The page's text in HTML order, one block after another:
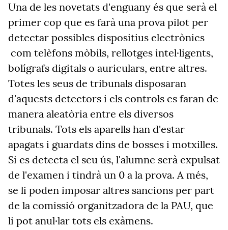
Una de les novetats d'enguany és que serà el
primer cop que es farà una prova pilot per
detectar possibles dispositius electrònics
com telèfons mòbils, rellotges intel·ligents,
bolígrafs digitals o auriculars, entre altres.
Totes les seus de tribunals disposaran
d'aquests detectors i els controls es faran de
manera aleatòria entre els diversos
tribunals. Tots els aparells han d'estar
apagats i guardats dins de bosses i motxilles.
Si es detecta el seu ús, l'alumne serà expulsat
de l'examen i tindrà un 0 a la prova. A més,
se li poden imposar altres sancions per part
de la comissió organitzadora de la PAU, que
li pot anul·lar tots els exàmens.